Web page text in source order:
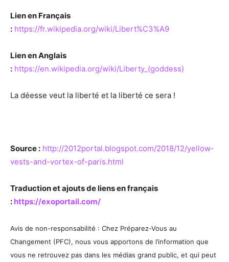
Lien en Français
: https://fr.wikipedia.org/wiki/Libert%C3%A9
Lien en Anglais
: https://en.wikipedia.org/wiki/Liberty_(goddess)
La déesse veut la liberté et la liberté ce sera !
Source : http://2012portal.blogspot.com/2018/12/yellow-
vests-and-vortex-of-paris.html
Traduction et ajouts de liens en français
: https://exoportail.com/
Avis de non-responsabilité : Chez Préparez-Vous au
Changement (PFC), nous vous apportons de l’information que
vous ne retrouvez pas dans les médias grand public, et qui peut